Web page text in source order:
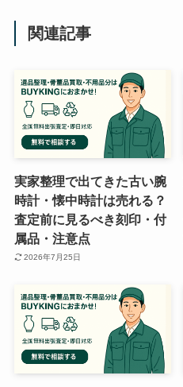
関連記事
実家整理で出てきた古い腕
時計・懐中時計は売れる？
査定前に見るべき刻印・付
属品・注意点
2026年7月25日